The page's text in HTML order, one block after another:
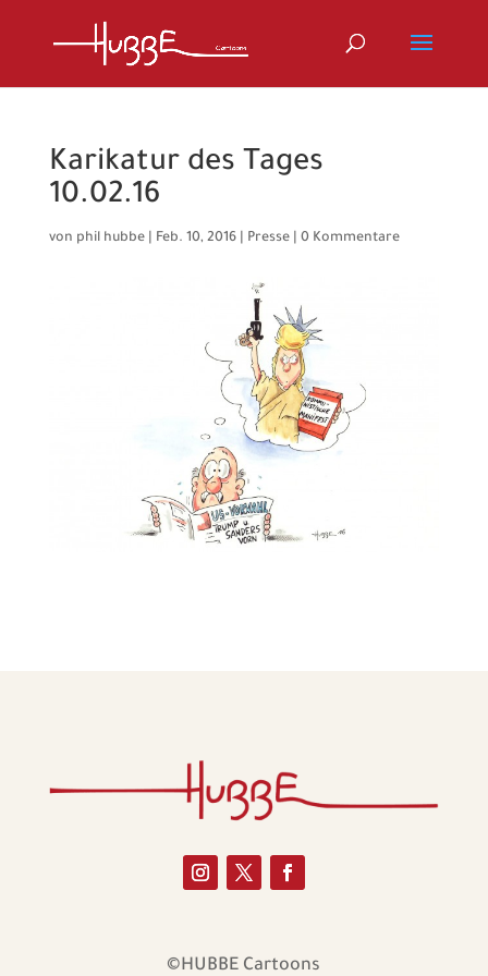
Karikatur des Tages
10.02.16
von phil hubbe| Feb. 10, 2016| Presse| 0 Kommentare
©HUBBE Cartoons